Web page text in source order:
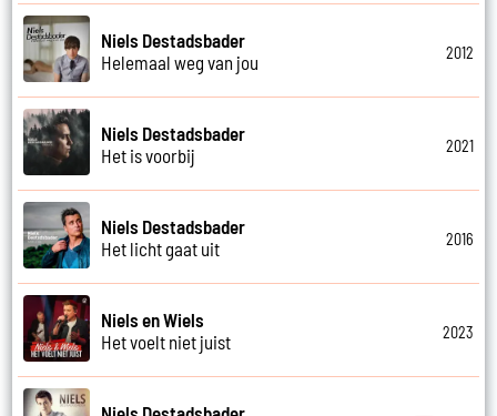
Niels Destadsbader
Helemaal weg van jou
2012
Niels Destadsbader
Het is voorbij
2021
Niels Destadsbader
Het licht gaat uit
2016
Niels en Wiels
Het voelt niet juist
2023